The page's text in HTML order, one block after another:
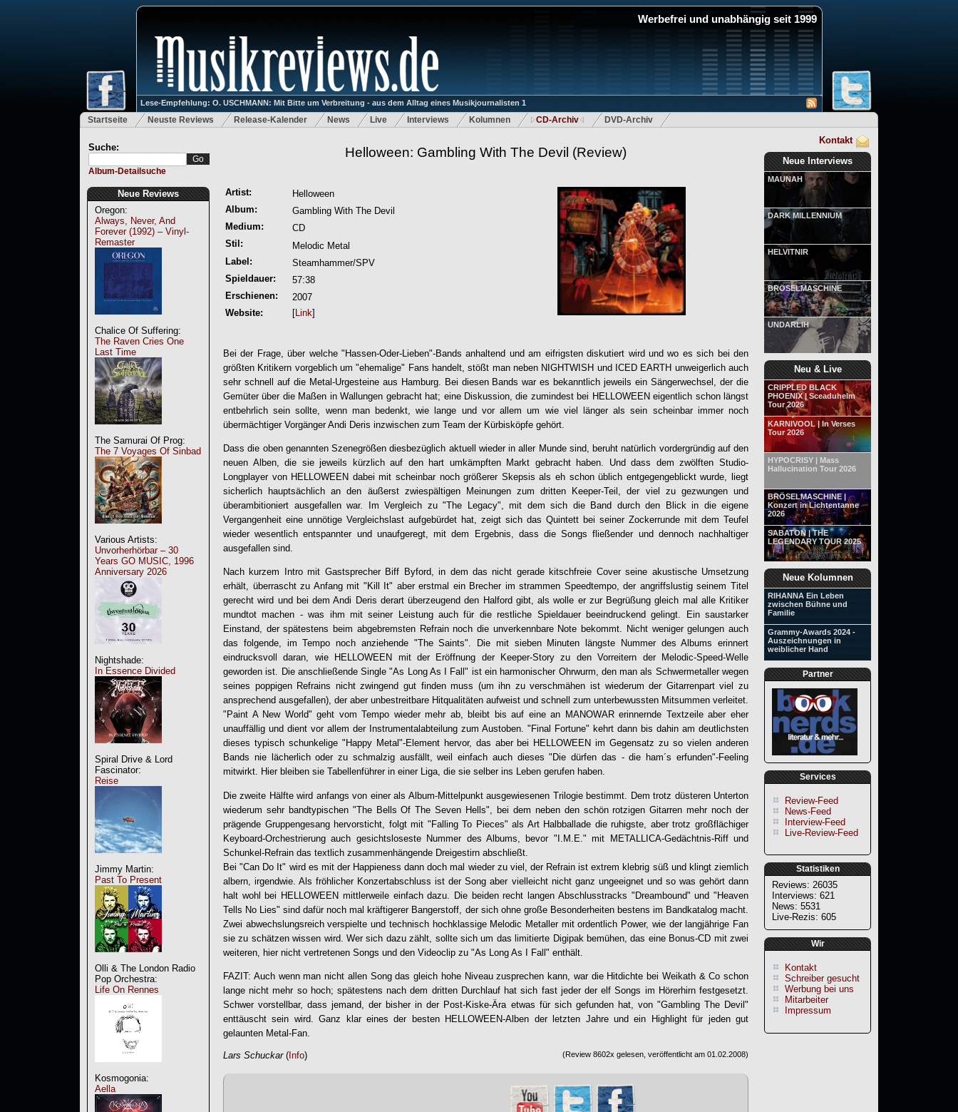
Werbefrei und unabhängig seit 1999
Lese-Empfehlung: O. USCHMANN: Mit Bitte um Verbreitung - aus dem Alltag eines Musikjournalisten 1
Startseite Neuste Reviews Release-Kalender News Live Interviews Kolumnen CD-Archiv DVD-Archiv
Suche:
Album-Detailsuche
Neue Reviews
Oregon:
Always, Never, And
Forever (1992) – Vinyl-
Remaster
Chalice Of Suffering:
The Raven Cries One
Last Time
The Samurai Of Prog:
The 7 Voyages Of Sinbad
Various Artists:
Unvorherhörbar – 30
Years GO MUSIC, 1996
Anniversary 2026
Nightshade:
In Essence Divided
Spiral Drive & Lord
Fascinator:
Reise
Jimmy Martin:
Past To Present
Olli & The London Radio
Pop Orchestra:
Life On Rennes
Kosmogonia:
Aella
Kontakt
Neue Interviews
MAUNAH
DARK MILLENNIUM
HELVITNIR
BRÖSELMASCHINE
UNDARLIH
Neu & Live
CRIPPLED BLACK
PHOENIX | Sceaduhelm
Tour 2026
KARNIVOOL | In Verses
Tour 2026
HYPOCRISY | Mass
Hallucination Tour 2026
BRÖSELMASCHINE |
Konzert in Lichtentanne
2026
SABATON | THE
LEGENDARY TOUR 2025
Neue Kolumnen
RIHANNA Ein Leben
zwischen Bühne und
Familie
Grammy-Awards 2024 -
Auszeichnungen in
weiblicher Hand
Partner
Services
Review-Feed
News-Feed
Interview-Feed
Live-Review-Feed
Statistiken
Reviews: 26035
Interviews: 621
News: 5531
Live-Rezis: 605
Wir
Kontakt
Schreiber gesucht
Werbung bei uns
Mitarbeiter
Impressum
Helloween: Gambling With The Devil (Review)
Artist:
Helloween
Album:
Gambling With The Devil
Medium:
CD
Stil:
Melodic Metal
Label:
Steamhammer/SPV
Spieldauer:
57:38
Erschienen:
2007
Website:
[Link]
Bei der Frage, über welche "Hassen-Oder-Lieben"-Bands anhaltend und am eifrigsten diskutiert wird und wo es sich bei den
größten Kritikern vorgeblich um "ehemalige" Fans handelt, stößt man neben NIGHTWISH und ICED EARTH unweigerlich auch
sehr schnell auf die Metal-Urgesteine aus Hamburg. Bei diesen Bands war es bekanntlich jeweils ein Sängerwechsel, der die
Gemüter über die Maßen in Wallungen gebracht hat; eine Diskussion, die zumindest bei HELLOWEENeigentlich schon längst
entbehrlich sein sollte, wenn man bedenkt, wie lange und vor allem um wie viel länger als sein scheinbar immer noch
übermächtiger Vorgänger Andi Deris inzwischen zum Team der Kürbisköpfe gehört.
Dass die oben genannten Szenegrößen diesbezüglich aktuell wieder in aller Munde sind, beruht natürlich vordergründig auf den
neuen Alben, die sie jeweils kürzlich auf den hart umkämpften Markt gebracht haben. Und dass dem zwölften Studio-
Longplayer von HELLOWEEN dabei mit scheinbar noch größerer Skepsis als eh schon üblich entgegengeblickt wurde, liegt
sicherlich hauptsächlich an den äußerst zwiespältigen Meinungen zum dritten Keeper-Teil, der viel zu gezwungen und
überambitioniert ausgefallen war. Im Vergleich zu "The Legacy", mit dem sich die Band durch den Blick in die eigene
Vergangenheit eine unnötige Vergleichslast aufgebürdet hat, zeigt sich das Quintett bei seiner Zockerrunde mit dem Teufel
wieder wesentlich entspannter und unaufgeregt, mit dem Ergebnis, dass die Songs fließender und dennoch nachhaltiger
ausgefallen sind.
Nach kurzem Intro mit Gastsprecher Biff Byford, in dem das nicht gerade kitschfreie Cover seine akustische Umsetzung
erhält, überrascht zu Anfang mit "Kill It" aber erstmal ein Brecher im strammen Speedtempo, der angriffslustig seinem Titel
gerecht wird und bei dem Andi Deris derart überzeugend den Halford gibt, als wolle er zur Begrüßung gleich mal alle Kritiker
mundtot machen - was ihm mit seiner Leistung auch für die restliche Spieldauer beeindruckend gelingt. Ein saustarker
Einstand, der spätestens beim abgebremsten Refrain noch die unverkennbare Note bekommt. Nicht weniger gelungen auch
das folgende, im Tempo noch anziehende "The Saints". Die mit sieben Minuten längste Nummer des Albums erinnert
eindrucksvoll daran, wie
HELLOWEEN mit der Eröffnung der Keeper-Story zu den Vorreitern der Melodic-Speed-Welle
geworden ist. Die anschließende Single "As Long As I Fall" ist ein harmonischer Ohrwurm, den man als Schwermetaller wegen
seines poppigen Refrains nicht zwingend gut finden muss (um ihn zu verschmähen ist wiederum der Gitarrenpart viel zu
ansprechend ausgefallen), der aber unbestreitbare Hitqualitäten aufweist und schnell zum unterbewussten Mitsummen verleitet.
"Paint A New World" geht vom Tempo wieder mehr ab, bleibt bis auf eine an MANOWAR erinnernde Textzeile aber eher
unauffällig und dient vor allem der Instrumentalabteilung zum Austoben. "Final Fortune" kehrt dann bis dahin am deutlichsten
dieses typisch schunkelige "Happy Metal"-Element hervor, das aber bei HELLOWEEN im Gegensatz zu so vielen anderen
Bands nie lächerlich oder zu schmalzig ausfällt, weil einfach auch dieses "Die dürfen das - die ham´s erfunden"-Feeling
mitwirkt. Hier bleiben sie Tabellenführer in einer Liga, die sie selber ins Leben gerufen haben.
Die zweite Hälfte wird anfangs von einer als Album-Mittelpunkt ausgewiesenen Trilogie bestimmt. Dem trotz düsteren Unterton
wiederum sehr bandtypischen "The Bells Of The Seven Hells", bei dem neben den schön rotzigen Gitarren mehr noch der
prägende Gruppengesang hervorsticht, folgt mit "Falling To Pieces" als Art Halbballade die ruhigste, aber trotz großflächiger
Keyboard-Orchestrierung auch gesichtsloseste Nummer des Albums, bevor "I.M.E." mit METALLICA-Gedächtnis-Riff und
Schunkel-Refrain das textlich zusammenhängende Dreigestirn abschließt.
Bei "Can Do It" wird es mit der Happieness dann doch mal wieder zu viel, der Refrain ist extrem klebrig süß und klingt ziemlich
albern, irgendwie. Als fröhlicher Konzertabschluss ist der Song aber vielleicht nicht ganz ungeeignet und so was gehört dann
halt wohl bei HELLOWEEN mittlerweile einfach dazu. Die beiden recht langen Abschlusstracks "Dreambound" und "Heaven
Tells No Lies" sind dafür noch mal kräftigerer Bangerstoff, der sich ohne große Besonderheiten bestens im Bandkatalog macht.
Zwei abwechslungsreich verspielte und technisch hochklassige Melodic Metaller mit ordentlich Power, wie der langjährige Fan
sie zu schätzen wissen wird. Wer sich dazu zählt, sollte sich um das limitierte Digipak bemühen, das eine Bonus-CD mit zwei
weiteren, hier nicht vertretenen Songs und den Videoclip zu "As Long As I Fall" enthält.
FAZIT: Auch wenn man nicht allen Song das gleich hohe Niveau zusprechen kann, war die Hitdichte bei Weikath & Co schon
lange nicht mehr so hoch; spätestens nach dem dritten Durchlauf hat sich fast jeder der elf Songs im Hörerhirn festgesetzt.
Schwer vorstellbar, dass jemand, der bisher in der Post-Kiske-Ära etwas für sich gefunden hat, von "Gambling The Devil"
enttäuscht sein wird. Ganz klar eines der besten HELLOWEEN-Alben der letzten Jahre und ein Highlight für jeden gut
gelaunten Metal-Fan.
Lars Schuckar( Info) (Review 8602x gelesen, veröffentlicht am 01.02.2008)